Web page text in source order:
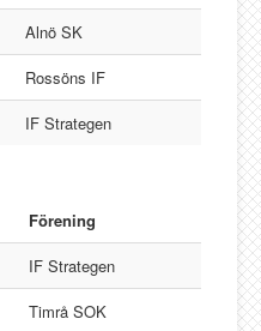
Alnö SK
Rossöns IF
IF Strategen
Förening
IF Strategen
Timrå SOK